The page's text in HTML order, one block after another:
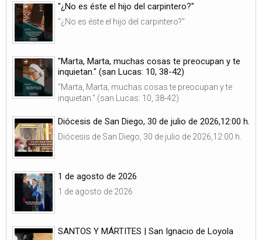
"¿No es éste el hijo del carpintero?"
"¿No es éste el hijo del carpintero?"
"Marta, Marta, muchas cosas te preocupan y te
inquietan." (san Lucas: 10, 38-42)
"Marta, Marta, muchas cosas te preocupan y te
inquietan." (san Lucas: 10, 38-42)
Diócesis de San Diego, 30 de julio de 2026,12:00 h.
Diócesis de San Diego, 30 de julio de 2026,12:00 h.
1 de agosto de 2026
1 de agosto de 2026
SANTOS Y MÁRTITES | San Ignacio de Loyola